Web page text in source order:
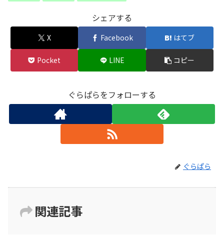
シェアする
X Facebook はてブ
Pocket LINE コピー
ぐらぱらをフォローする
ぐらぱら
関連記事